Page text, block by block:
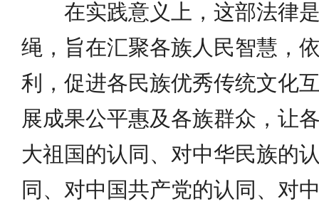
在实践意义上，这部法律
绳，旨在汇聚各族人民智慧，
利，促进各民族优秀传统文化
展成果公平惠及各族群众，让
大祖国的认同、对中华民族的
同、对中国共产党的认同、对